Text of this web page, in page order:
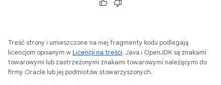
Treść strony i umieszczone na niej fragmenty kodu podlegają
licencjom opisanym wLicencji na treści. Java i OpenJDK są znakami
towarowymi lub zastrzeżonymi znakami towarowymi należącymi do
firmy Oracle lub jej podmiotów stowarzyszonych.